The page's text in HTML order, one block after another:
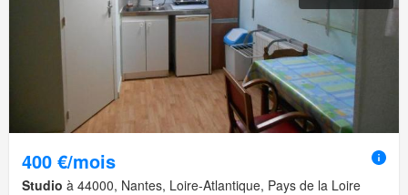
400 €/mois
Studio à 44000, Nantes, Loire-Atlantique, Pays de la Loire